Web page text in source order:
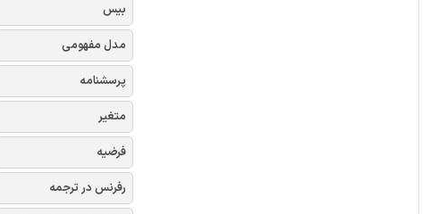
بیس
مدل مفهومی
پرسشنامه
متغیر
فرضیه
رفرنس در ترجمه